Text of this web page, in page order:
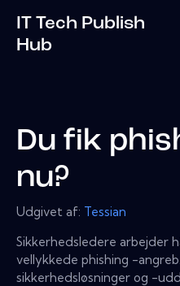
IT Tech Publish
Hub
Du fik
nu?
Udgivet af: Tessian
Sikkerhedsledere arbejder
vellykkede phishing -
sikkerhedsløsninger og -